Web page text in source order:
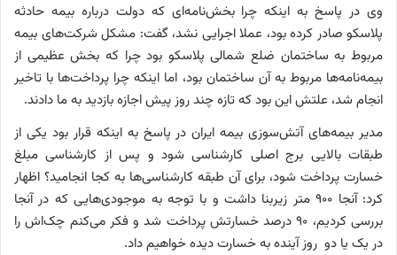
وی در پاسخ به اینکه چرا بخش‌نامه‌ای که دولت درباره بیمه حادثه
پلاسکو صادر کرده بود، عملا اجرایی نشد، گفت: مشکل شرکت‌های بیمه
مربوط به ساختمان ضلع شمالی پلاسکو بود چرا که بخش عظیمی از
بیمه‌نامه‌ها مربوط به آن ساختمان بود، اما اینکه چرا پرداخت‌ها با تاخیر
انجام شد، علتش این بود که تازه چند روز پیش اجازه بازدید به ما دادند.
مدیر بیمه‌های آتش‌سوزی بیمه ایران در پاسخ به اینکه قرار بود یکی از
طبقات بالایی برج اصلی کارشناسی شود و پس از کارشناسی مبلغ
خسارت پرداخت شود، برای آن طبقه کارشناسی‌ها به کجا انجامید؟ اظهار
کرد: آنجا ۹۰۰ متر زیربنا داشت و با توجه به موجودی‌هایی که در آنجا
بررسی کردیم، ۹۰ درصد خسارتش پرداخت شد و فکر می‌کنم چک‌اش را
در یک یا دو روز آینده به خسارت‌ دیده خواهیم داد.